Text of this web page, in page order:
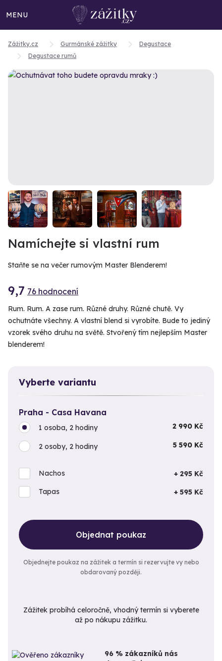
MENU
Zážitky.cz Gurmánské zážitky
Degustace
Degustace rumů
Namíchejte si vlastní rum
Staňte se na večer rumovým Master Blenderem!
9,7 76 hodnocení
Rum. Rum. A zase rum. Různé druhy. Různé chutě. Vy
ochutnáte všechny. A vlastní blend si vyrobíte. Bude to jediný
vzorek svého druhu na světě. Stvořený tím nejlepším Master
blenderem!
Vyberte variantu
Praha - Casa Havana
1 osoba, 2 hodiny 2 990 Kč
2 osoby, 2 hodiny 5 590 Kč
Nachos + 295 Kč
Tapas + 595 Kč
Objednat poukaz
Objednejte poukaz na zážitek a termín si rezervujte vy nebo
obdarovaný později.
Zážitek probíhá celoročně, vhodný termín si vyberete
až po nákupu zážitku.
96 % zákazníků nás